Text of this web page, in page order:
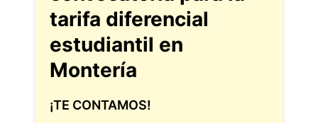
tarifa diferencial
estudiantil en
Montería
¡TE CONTAMOS!